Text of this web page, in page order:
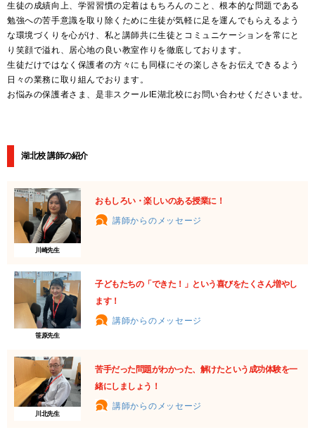
生徒の成績向上、学習習慣の定着はもちろんのこと、根本的な問題である
勉強への苦手意識を取り除くために生徒が気軽に足を運んでもらえるよう
な環境づくりを心がけ、私と講師共に生徒とコミュニケーションを常にと
り笑顔で溢れ、居心地の良い教室作りを徹底しております。
生徒だけではなく保護者の方々にも同様にその楽しさをお伝えできるよう
日々の業務に取り組んでおります。
お悩みの保護者さま、是非スクールIE湖北校にお問い合わせくださいませ。
湖北校 講師の紹介
川崎先生
おもしろい・楽しいのある授業に！
講師からのメッセージ
笹原先生
子どもたちの「できた！」という喜びをたくさん増やし
ます！
講師からのメッセージ
川北先生
苦手だった問題がわかった、解けたという成功体験を一
緒にしましょう！
講師からのメッセージ